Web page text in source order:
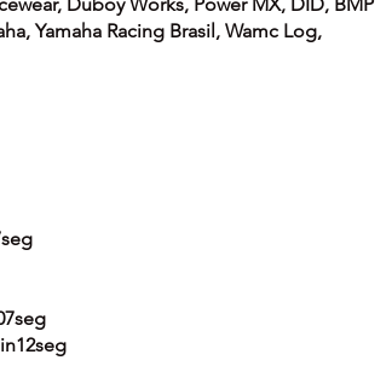
Yamaha Racing Brasil, Wamc Log,